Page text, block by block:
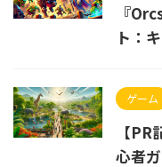
『
ト：
ゲーム
【
心者